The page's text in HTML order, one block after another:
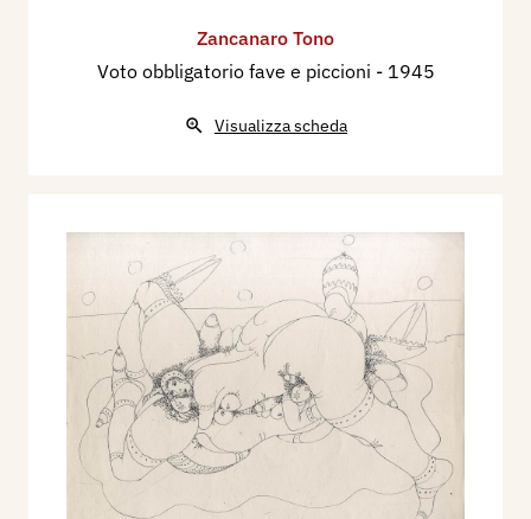
Zancanaro Tono
Voto obbligatorio fave e piccioni - 1945
Visualizza scheda